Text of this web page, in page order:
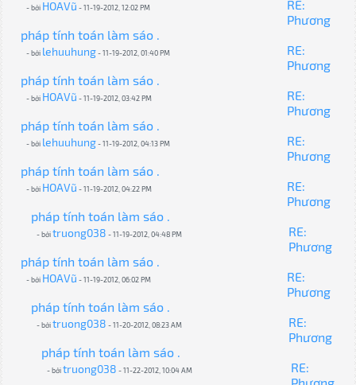
- bởi HOAVũ - 11-19-2012, 12:02 PM
RE:
Phương
pháp tính toán làm sáo .
- bởi lehuuhung- 11-19-2012, 01:40 PM
RE:
Phương
pháp tính toán làm sáo .
- bởi HOAVũ - 11-19-2012, 03:42 PM
RE:
Phương
pháp tính toán làm sáo .
- bởi lehuuhung- 11-19-2012, 04:13 PM
RE:
Phương
pháp tính toán làm sáo .
- bởi HOAVũ - 11-19-2012, 04:22 PM
RE:
Phương
pháp tính toán làm sáo .
- bởitruong038 - 11-19-2012, 04:48 PM
RE:
Phương
pháp tính toán làm sáo .
- bởi HOAVũ - 11-19-2012, 06:02 PM
RE:
Phương
pháp tính toán làm sáo .
- bởitruong038 - 11-20-2012, 08:23 AM
RE:
Phương
pháp tính toán làm sáo .
- bởitruong038 - 11-22-2012, 10:04 AM
RE: